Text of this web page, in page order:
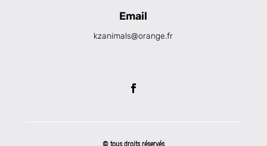
Email
kzanimals@orange.fr
© tous droits réservés